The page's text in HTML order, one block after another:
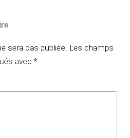
sera pas publiée. Les champs
avec *